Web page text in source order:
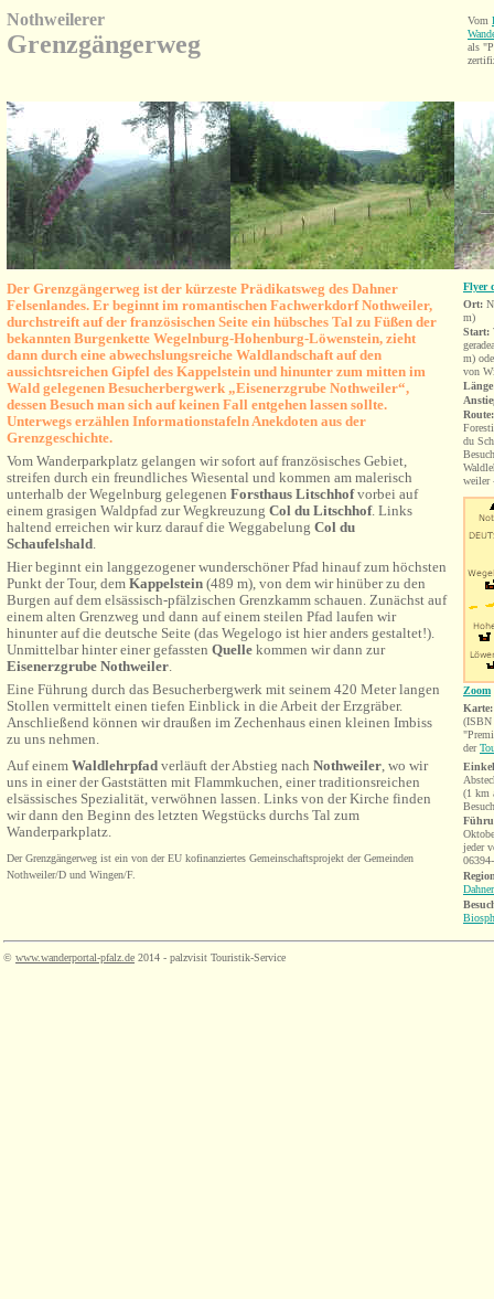
Nothweilerer
Grenzgängerweg
Vom
als
Der Grenzgängerweg ist der kürzeste Prädikatsweg des Dahner
Felsenlandes. Er beginnt im romantischen Fachwerkdorf Nothweiler,
durchstreift auf der französischen Seite ein hübsches Tal zu Füßen der
bekannten Burgenkette Wegelnburg-Hohenburg-Löwenstein, zieht
dann durch eine abwechslungsreiche Waldlandschaft auf den
aussichtsreichen Gipfel des Kappelstein und hinunter zum mitten im
Wald gelegenen Besucherbergwerk „Eisenerzgrube Nothweiler“,
dessen Besuch man sich auf keinen Fall entgehen lassen sollte.
Unterwegs erzählen Informationstafeln Anekdoten aus der
Grenzgeschichte.
Vom Wanderparkplatz gelangen wir sofort auf französisches Gebiet,
streifen durch ein freundliches Wiesental und kommen am malerisch
unterhalb der Wegelnburg gelegenen Forsthaus Litschhofvorbei auf
einem grasigen Waldpfad zur Wegkreuzung Col du Litschhof. Links
haltend erreichen wir kurz darauf die Weggabelung Col du
Schaufelshald.
Hier beginnt ein langgezogener wunderschöner Pfad hinauf zum höchsten
Punkt der Tour, dem Kappelstein (489 m), von dem wir hinüber zu den
Burgen auf dem elsässisch-pfälzischen Grenzkamm schauen. Zunächst auf
einem alten Grenzweg und dann auf einem steilen Pfad laufen wir
hinunter auf die deutsche Seite (das Wegelogo ist hier anders gestaltet!).
Unmittelbar hinter einer gefassten Quelle kommen wir dann zur
Eisenerzgrube Nothweiler.
Eine Führung durch das Besucherbergwerk mit seinem 420 Meter langen
Stollen vermittelt einen tiefen Einblick in die Arbeit der Erzgräber.
Anschließend können wir draußen im Zechenhaus einen kleinen Imbiss
zu uns nehmen.
Auf einem Waldlehrpfad verläuft der Abstieg nach Nothweiler, wo wir
uns in einer der Gaststätten mit Flammkuchen, einer traditionsreichen
elsässisches Spezialität, verwöhnen lassen. Links von der Kirche finden
wir dann den Beginn des letzten Wegstücks durchs Tal zum
Wanderparkplatz.
Der Grenzgängerweg ist ein von der EU kofinanziertes Gemeinschaftsprojekt der Gemeinden
Nothweiler/D und Wingen/F.
Flyer
Ort:
m)
Start:
m)
von
du
Zoom
Karte:
(ISBN
der
(1 km
jeder
© www.wanderportal-pfalz.de 2014 - palzvisit Touristik-Service